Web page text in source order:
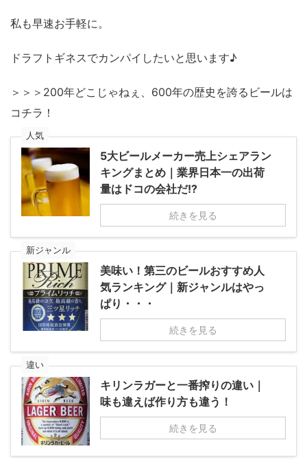
私も早速お手軽に。
ドラフトギネスでカンパイしたいと思います♪
＞＞＞200年どこじゃねぇ、600年の歴史を誇るビールは
コチラ！
人気
5大ビールメーカー売上シェアラン
キングまとめ｜業界日本一の出荷
量はドコの会社だ!?
続きを見る
新ジャンル
美味い！第三のビールおすすめ人
気ランキング｜新ジャンルはやっ
ぱり・・・
続きを見る
違い
キリンラガーと一番搾りの違い｜
味も違えば作り方も違う！
続きを見る